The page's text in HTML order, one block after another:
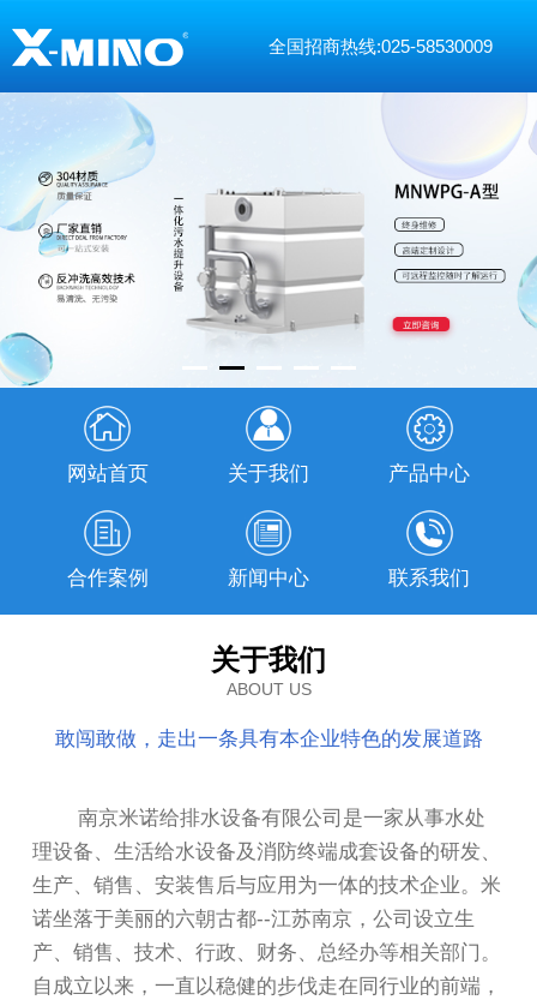
全国招商热线:025-58530009
网站首页 关于我们 产品中心
合作案例 新闻中心 联系我们
关于我们
ABOUT US
敢闯敢做，走出一条具有本企业特色的发展道路
南京米诺给排水设备有限公司是一家从事水处
理设备、生活给水设备及消防终端成套设备的研发、
生产、销售、安装售后与应用为一体的技术企业。米
诺坐落于美丽的六朝古都--江苏南京，公司设立生
产、销售、技术、行政、财务、总经办等相关部门。
自成立以来，一直以稳健的步伐走在同行业的前端，